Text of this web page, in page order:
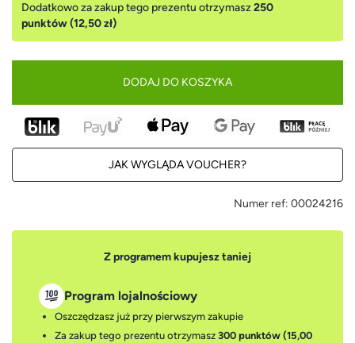
Dodatkowo za zakup tego prezentu otrzymasz250
punktów (12,50 zł)
DODAJ DO KOSZYKA
JAK WYGLĄDA VOUCHER?
Numer ref: 00024216
Z programem kupujesz taniej
Program lojalnościowy
Oszczędzasz już przy pierwszym zakupie
Za zakup tego prezentu otrzymasz 300 punktów (15,00